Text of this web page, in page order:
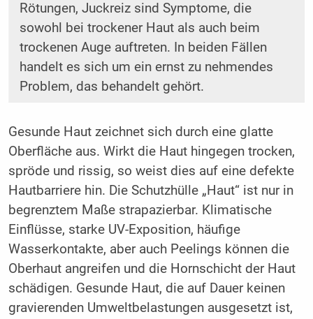
Rötungen, Juckreiz sind Symptome, die
sowohl bei trockener Haut als auch beim
trockenen Auge auftreten. In beiden Fällen
handelt es sich um ein ernst zu nehmendes
Problem, das behandelt gehört.
Gesunde Haut zeichnet sich durch eine glatte
Oberfläche aus. Wirkt die Haut hingegen trocken,
spröde und rissig, so weist dies auf eine defekte
Hautbarriere hin. Die Schutzhülle „Haut“ ist nur in
begrenztem Maße strapazierbar. Klimatische
Einflüsse, starke UV-Exposition, häufige
Wasserkontakte, aber auch Peelings können die
Oberhaut angreifen und die Hornschicht der Haut
schädigen. Gesunde Haut, die auf Dauer keinen
gravierenden Umweltbelastungen ausgesetzt ist,